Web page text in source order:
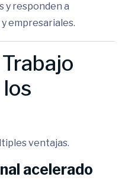
y responden a
empresariales.
ventajas.
acelerado